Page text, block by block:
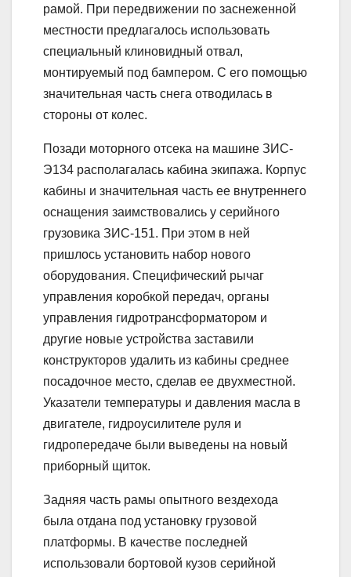
рамой. При передвижении по заснеженной
местности предлагалось использовать
специальный клиновидный отвал,
монтируемый под бампером. С его помощью
значительная часть снега отводилась в
стороны от колес.
Позади моторного отсека на машине ЗИС-
Э134 располагалась кабина экипажа. Корпус
кабины и значительная часть ее внутреннего
оснащения заимствовались у серийного
грузовика ЗИС-151. При этом в ней
пришлось установить набор нового
оборудования. Специфический рычаг
управления коробкой передач, органы
управления гидротрансформатором и
другие новые устройства заставили
конструкторов удалить из кабины среднее
посадочное место, сделав ее двухместной.
Указатели температуры и давления масла в
двигателе, гидроусилителе руля и
гидропередаче были выведены на новый
приборный щиток.
Задняя часть рамы опытного вездехода
была отдана под установку грузовой
платформы. В качестве последней
использовали бортовой кузов серийной